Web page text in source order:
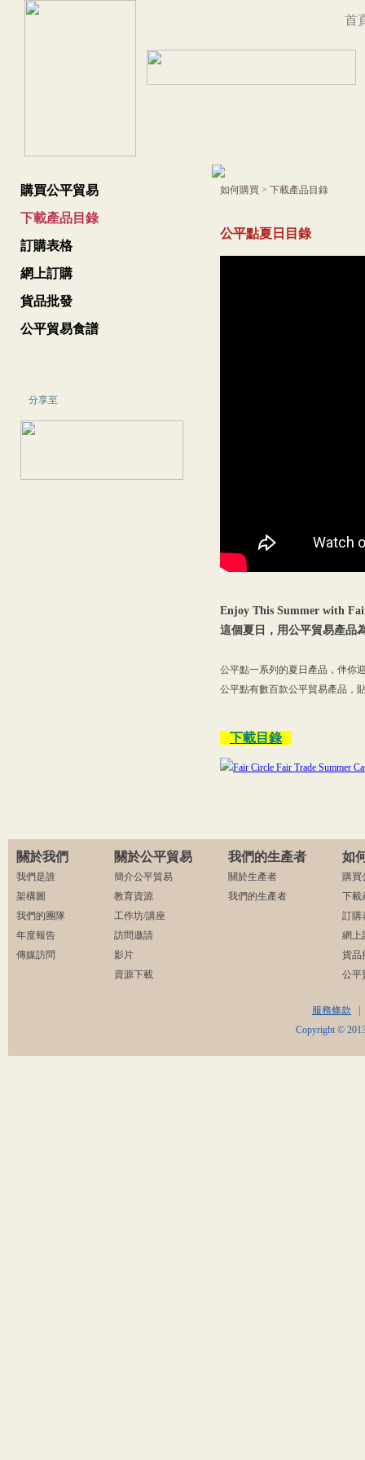
首
購買公平貿易
下載產品目錄
訂購表格
網上訂購
貨品批發
公平貿易食譜
分享至
如何購買 > 下載產品目錄
公平點夏日目錄
Enjoy This Summer with
這個夏日，用公平貿易產品
公平點一系列的夏日產品，伴你
公平點有數百款公平貿易產品，
下載目錄
關於我們 關於公平貿易 我們的生產者 如
我們是誰
架構圖
我們的團隊
年度報告
傳媒訪問
簡介公平貿易
教育資源
工作坊/講座
訪問邀請
影片
資源下載
關於生產者
我們的生產者
購買
下載
訂購
網上
貨品
公平
服務條款
Copyright ©